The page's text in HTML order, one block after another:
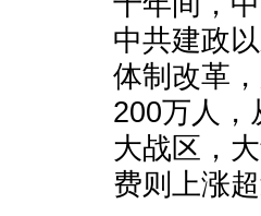
中共建政
体制改革
200万人，
大战区，
费则上涨